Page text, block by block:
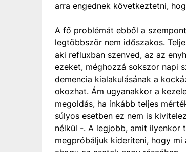
arra engednek következtetni,
A fő problémát ebből a
legtöbbször nem időszakos.
aki refluxban szenved, az az
ezeket, méghozzá sokszor napi
demencia kialakulásának a
okozhat. Ám ugyanakkor a
megoldás, ha inkább teljes
súlyos esetben ez nem is
nélkül -. A legjobb, amit ilyenkor
megpróbáljuk kideríteni, hogy mi